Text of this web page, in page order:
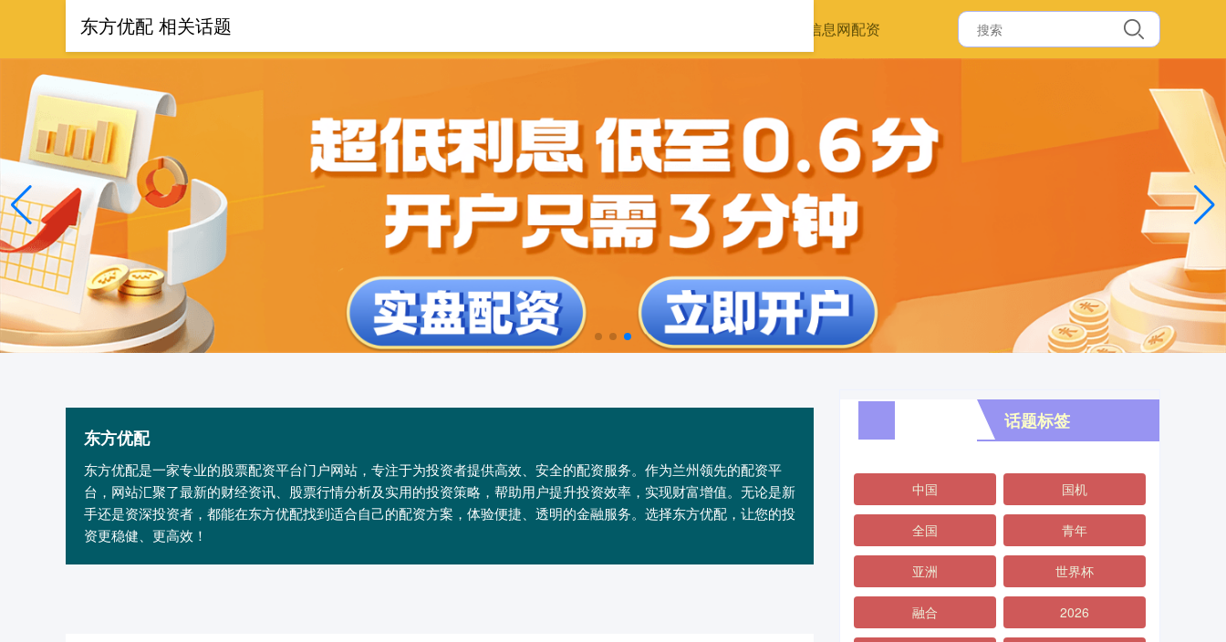
配资信息网配资
东方优配
东方优配是一家专业的股票配资平台门户网站，专注于为投资者提供高效、安全的配资服务。作为兰州领先的配资平
台，网站汇聚了最新的财经资讯、股票行情分析及实用的投资策略，帮助用户提升投资效率，实现财富增值。无论是新
手还是资深投资者，都能在东方优配找到适合自己的配资方案，体验便捷、透明的金融服务。选择东方优配，让您的投
资更稳健、更高效！
东方优配 相关话题
话题标签
中国 国机
全国 青年
亚洲 世界杯
融合 2026